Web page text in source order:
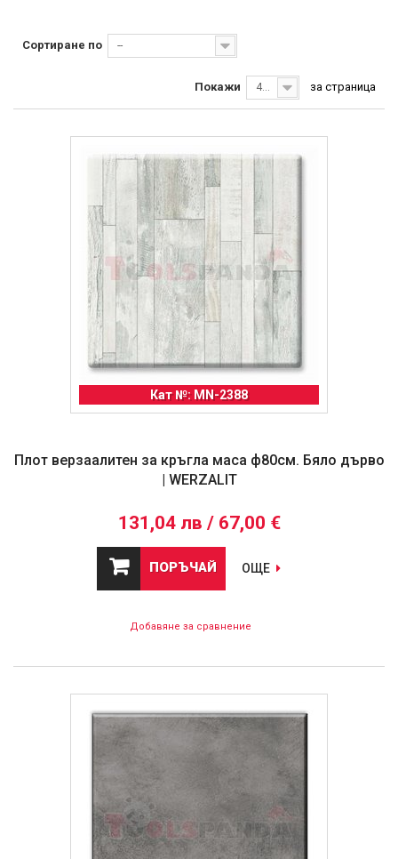
Сортиране по --
Покажи за страница
Кат №: MN-2388
Плот верзаалитен за кръгла маса ф80см. Бяло дърво
| WERZALIT
131,04 лв / 67,00 €
ПОРЪЧАЙ ОЩЕ
Добавяне за сравнение